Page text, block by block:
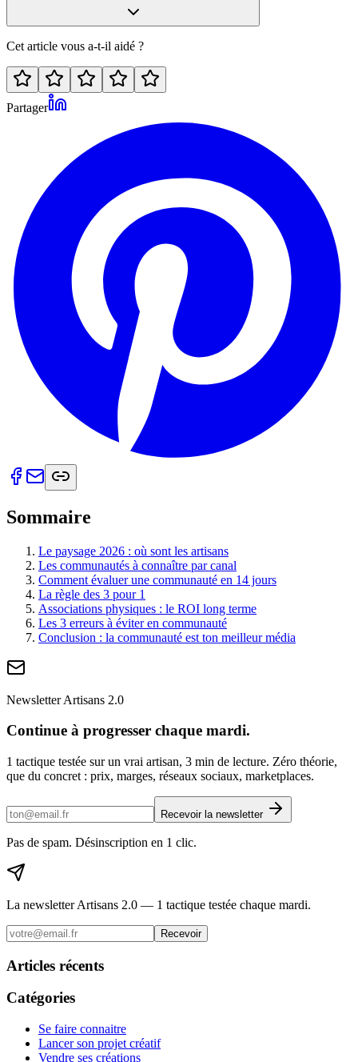
Cet article vous a-t-il aidé ?
Partager
Sommaire
Le paysage 2026 : où sont les artisans
Les communautés à connaître par canal
Comment évaluer une communauté en 14 jours
La règle des 3 pour 1
Associations physiques : le ROI long terme
Les 3 erreurs à éviter en communauté
Conclusion : la communauté est ton meilleur média
Newsletter Artisans 2.0
Continue à progresser chaque mardi.
1 tactique testée sur un vrai artisan, 3 min de lecture. Zéro théorie,
que du concret : prix, marges, réseaux sociaux, marketplaces.
Recevoir la newsletter
Pas de spam. Désinscription en 1 clic.
La newsletter Artisans 2.0 — 1 tactique testée chaque mardi.
Recevoir
Articles récents
Catégories
Se faire connaitre
Lancer son projet créatif
Vendre ses créations